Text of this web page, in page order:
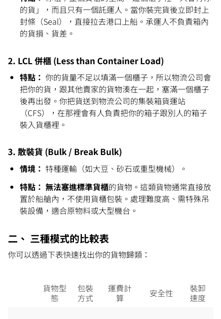
的貨」，而且只有一個託運人。當你裝完貨後立即封上
封條（Seal），直接拉去港口上船。承運人不負責箱內
的貨損、貨差。
2. LCL 併櫃 (Less than Container Load)
特點： 你的貨量不足以填滿一個櫃子，所以物流公司會
把你的貨，跟其他賣家的貨物湊在一起，塞滿一個櫃子
後再出發。你把貨送到物流公司的集裝箱貨運站
（CFS），在那裡會有人負責把你的箱子跟別人的箱子
裝入貨櫃裡。
3. 散裝貨 (Bulk / Break Bulk)
情境： 特種運輸（如大豆、砂石或重型機械）。
特點： 無法塞進標準貨櫃的貨物。這類貨物通常直接放
置於船艙內，不使用貨櫃包裝。處理難度高、需特殊吊
裝設備，適合原物料或大型機台。
二、 三種模式的比較表
你可以透過下表快速找出你的貨物歸類：
貨物型
態
包裝
方式
運費計
算
安全性
裝卸
速度